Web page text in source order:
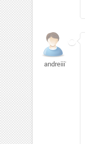
andreiii76